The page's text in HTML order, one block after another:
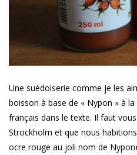
Une suédoiserie comme je les
boisson à base de « Nypon » à
français dans le texte. Il faut
Strockholm et que nous
ocre rouge au joli nom de